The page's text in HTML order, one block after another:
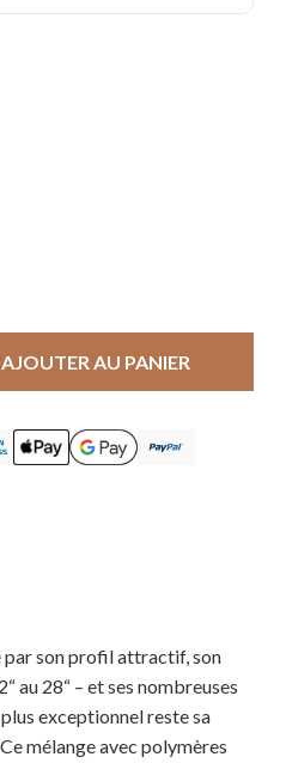
AJOUTER AU PANIER
par son profil attractif, son
au 28“ – et ses nombreuses
exceptionnel reste sa
mélange avec polymères